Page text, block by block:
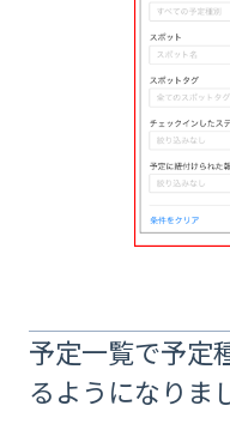
予定一覧で予定
るようになりま